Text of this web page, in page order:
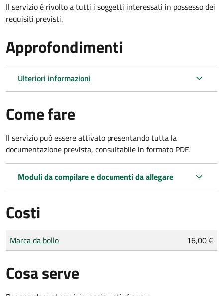
Il servizio è rivolto a tutti i soggetti interessati in possesso dei
requisiti previsti.
Approfondimenti
Ulteriori informazioni
Come fare
Il servizio può essere attivato presentando tutta la
documentazione prevista, consultabile in formato PDF.
Moduli da compilare e documenti da allegare
Costi
Tipo di pagamento
Importo
Marca da bollo 16,00 €
Cosa serve